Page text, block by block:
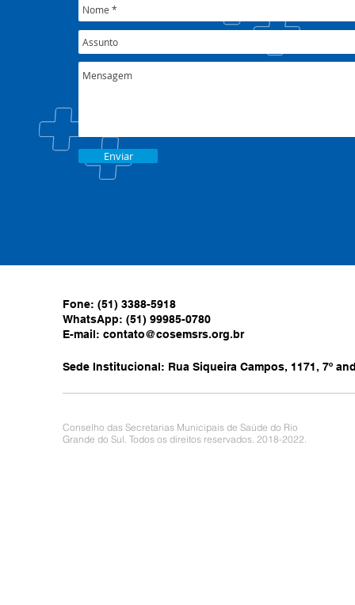
Enviar
Fone: (51) 3388-5918
WhatsApp: (51) 99985-0780
E-mail: contato@cosemsrs.org.br
Sede Institucional: Rua Siqueira Campos, 1171, 7º
Conselho das Secretarias Municipais de Saúde do Rio
Grande do Sul. Todos os direitos reservados. 2018-2022.